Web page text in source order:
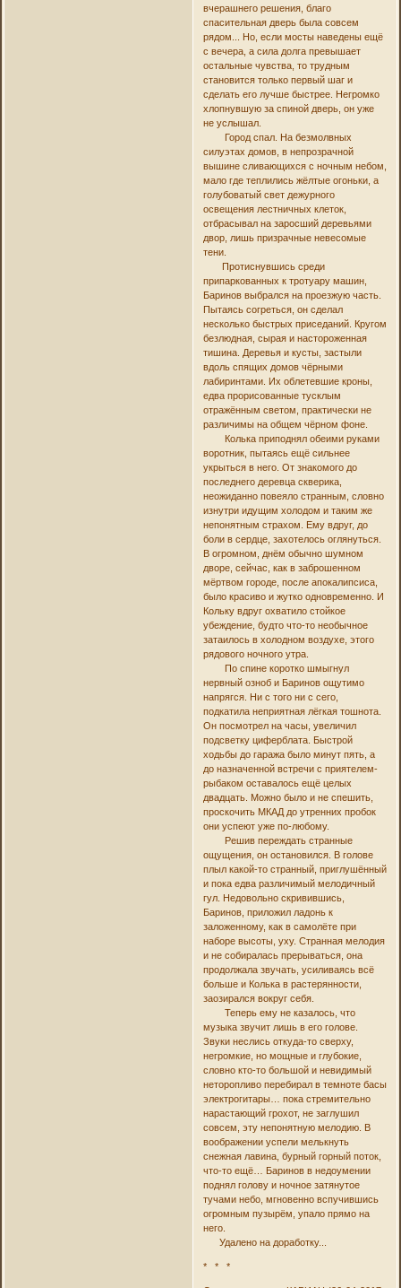
вчерашнего решения, благо
спасительная дверь была совсем
рядом... Но, если мосты наведены ещё
с вечера, а сила долга превышает
остальные чувства, то трудным
становится только первый шаг и
сделать его лучше быстрее. Негромко
хлопнувшую за спиной дверь, он уже
не услышал.
Город спал. На безмолвных
силуэтах домов, в непрозрачной
вышине сливающихся с ночным небом,
мало где теплились жёлтые огоньки, а
голубоватый свет дежурного
освещения лестничных клеток,
отбрасывал на заросший деревьями
двор, лишь призрачные невесомые
тени.
Протиснувшись среди
припаркованных к тротуару машин,
Баринов выбрался на проезжую часть.
Пытаясь согреться, он сделал
несколько быстрых приседаний. Кругом
безлюдная, сырая и настороженная
тишина. Деревья и кусты, застыли
вдоль спящих домов чёрными
лабиринтами. Их облетевшие кроны,
едва прорисованные тусклым
отражённым светом, практически не
различимы на общем чёрном фоне.
Колька приподнял обеими руками
воротник, пытаясь ещё сильнее
укрыться в него. От знакомого до
последнего деревца скверика,
неожиданно повеяло странным, словно
изнутри идущим холодом и таким же
непонятным страхом. Ему вдруг, до
боли в сердце, захотелось оглянуться.
В огромном, днём обычно шумном
дворе, сейчас, как в заброшенном
мёртвом городе, после апокалипсиса,
было красиво и жутко одновременно. И
Кольку вдруг охватило стойкое
убеждение, будто что-то необычное
затаилось в холодном воздухе, этого
рядового ночного утра.
По спине коротко шмыгнул
нервный озноб и Баринов ощутимо
напрягся. Ни с того ни с сего,
подкатила неприятная лёгкая тошнота.
Он посмотрел на часы, увеличил
подсветку циферблата. Быстрой
ходьбы до гаража было минут пять, а
до назначенной встречи с приятелем-
рыбаком оставалось ещё целых
двадцать. Можно было и не спешить,
проскочить МКАД до утренних пробок
они успеют уже по-любому.
Решив переждать странные
ощущения, он остановился. В голове
плыл какой-то странный, приглушённый
и пока едва различимый мелодичный
гул. Недовольно скривившись,
Баринов, приложил ладонь к
заложенному, как в самолёте при
наборе высоты, уху. Странная мелодия
и не собиралась прерываться, она
продолжала звучать, усиливаясь всё
больше и Колька в растерянности,
заозирался вокруг себя.
Теперь ему не казалось, что
музыка звучит лишь в его голове.
Звуки неслись откуда-то сверху,
негромкие, но мощные и глубокие,
словно кто-то большой и невидимый
неторопливо перебирал в темноте басы
электрогитары… пока стремительно
нарастающий грохот, не заглушил
совсем, эту непонятную мелодию. В
воображении успели мелькнуть
снежная лавина, бурный горный поток,
что-то ещё… Баринов в недоумении
поднял голову и ночное затянутое
тучами небо, мгновенно вспучившись
огромным пузырём, упало прямо на
него.
Удалено на доработку...
* * *